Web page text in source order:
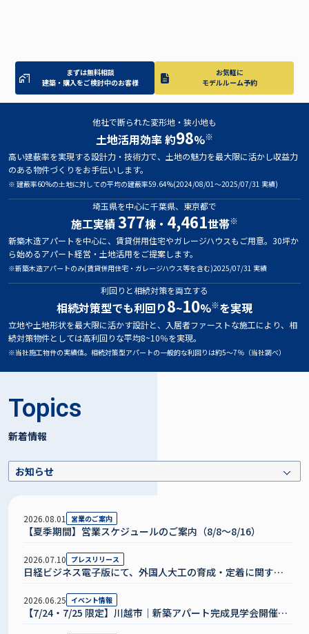
まずは無料相談
建築・購入をご検討中のお客様
お気軽に
モデルルーム予約
他社で断られた変形地・狭小地も
土地活用効率 約98%※
高い建蔽率を実現する設計力・技術力で、土地の魅力を最大限に活かし収益力
のある物件づくりをお手伝いします。
※ 建蔽率60%の土地に対しての平均の建蔽率59.64%(2024/08/01〜2025/07/31 実績)
埼玉県を中心に千葉県、東京都で
施工実績377棟・ 4,461世帯※
新築木造アパートを中心に、賃貸併用住宅やガレージハウスもご用意。30坪か
ら始めるアパート経営・土地活用をご提案します。
※新築木造アパートのみ(賃貸併用住宅・ガレージハウス等を含む)2025/07/31 実績
利回りと相続対策を両立する
相続対策型でも利回り8~10%※を実現
立地や土地形状を最大限に活かす設計と、入居者ファーストな施工により、相
続対策物件としては高利回りな平均8~10％を実現。
※当社施工物件の実績値。相続対策型アパートの一般的な利回りは約5〜7％（当社調べ）
Topics
新着情報
2026.08.01 営業のご案内
【夏季期間】営業スケジュールのご案内（8/8〜8/16）
2026.07.10 プレスリリース
日経ビジネス電子版にて、外国人大工の育成・定着に関する
2026.06.25 イベント情報
【7/24・7/25 限定】川越市｜新築アパート完成見学会開催の